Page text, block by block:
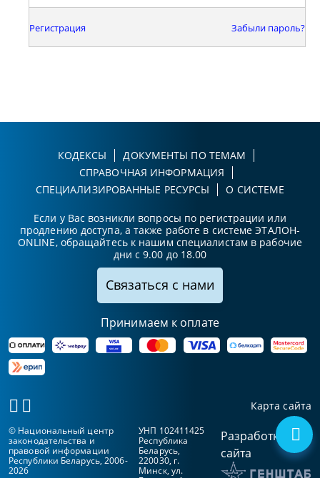
Регистрация Забыли пароль?
КОДЕКСЫ
ДОКУМЕНТЫ ПО ТЕМАМ
СПРАВОЧНАЯ ИНФОРМАЦИЯ
СПЕЦИАЛИЗИРОВАННЫЕ РЕСУРСЫ
О СИСТЕМЕ
Если у Вас возникли вопросы по регистрации или
продлению доступа, а также работе в системе ЭТАЛОН-
ONLINE, обращайтесь к нашим специалистам в рабочие
дни с 9.00 до 18.00
Связаться с нами
Принимаем к оплате
Карта сайта
© Национальный центр
законодательства и
правовой информации
Республики Беларусь, 2006-
2026
УНП 102411425
Республика
Беларусь,
220030, г.
Минск, ул.
Разработка
сайта